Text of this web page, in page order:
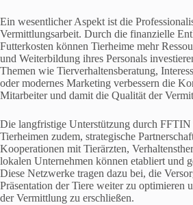
Ein wesentlicher Aspekt ist die
Vermittlungsarbeit. Durch die finanzielle
Futterkosten können Tierheime mehr
und Weiterbildung ihres Personals
Themen wie Tierverhaltensberatung,
oder modernes Marketing verbessern die
Mitarbeiter und damit die Qualität der
Die langfristige Unterstützung durch FFTIN
Tierheimen zudem, strategische
Kooperationen mit Tierärzten,
lokalen Unternehmen können etabliert und
Diese Netzwerke tragen dazu bei, die
Präsentation der Tiere weiter zu optimieren
der Vermittlung zu erschließen.